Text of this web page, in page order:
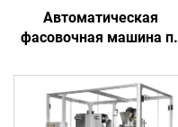
Автоматическая
фасовочная машина
напитков, воды,
пневматическая, с ПЛК,
йогурта, сока, масла,